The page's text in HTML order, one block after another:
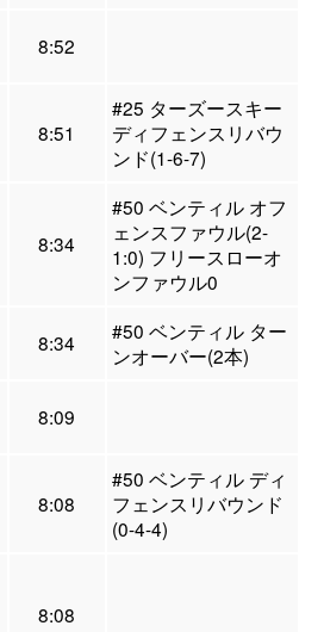
8:52
8:51
#25 ターズースキー
ディフェンスリバウ
ンド(1-6-7)
8:34
#50 ベンティル オフ
ェンスファウル(2-
1:0) フリースローオ
ンファウル0
8:34
#50 ベンティル ター
ンオーバー(2本)
8:09
8:08
#50 ベンティル ディ
フェンスリバウンド
(0-4-4)
8:08